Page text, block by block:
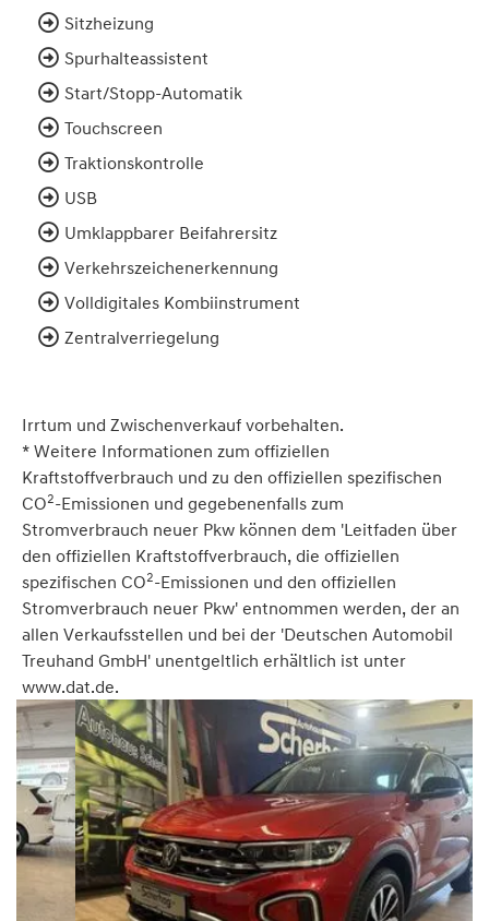
Sitzheizung
Spurhalteassistent
Start/Stopp-Automatik
Touchscreen
Traktionskontrolle
USB
Umklappbarer Beifahrersitz
Verkehrszeichenerkennung
Volldigitales Kombiinstrument
Zentralverriegelung
Irrtum und Zwischenverkauf vorbehalten.
* Weitere Informationen zum offiziellen
Kraftstoffverbrauch und zu den offiziellen spezifischen
CO2-Emissionen und gegebenenfalls zum
Stromverbrauch neuer Pkw können dem 'Leitfaden über
den offiziellen Kraftstoffverbrauch, die offiziellen
spezifischen CO2-Emissionen und den offiziellen
Stromverbrauch neuer Pkw' entnommen werden, der an
allen Verkaufsstellen und bei der 'Deutschen Automobil
Treuhand GmbH' unentgeltlich erhältlich ist unter
www.dat.de.